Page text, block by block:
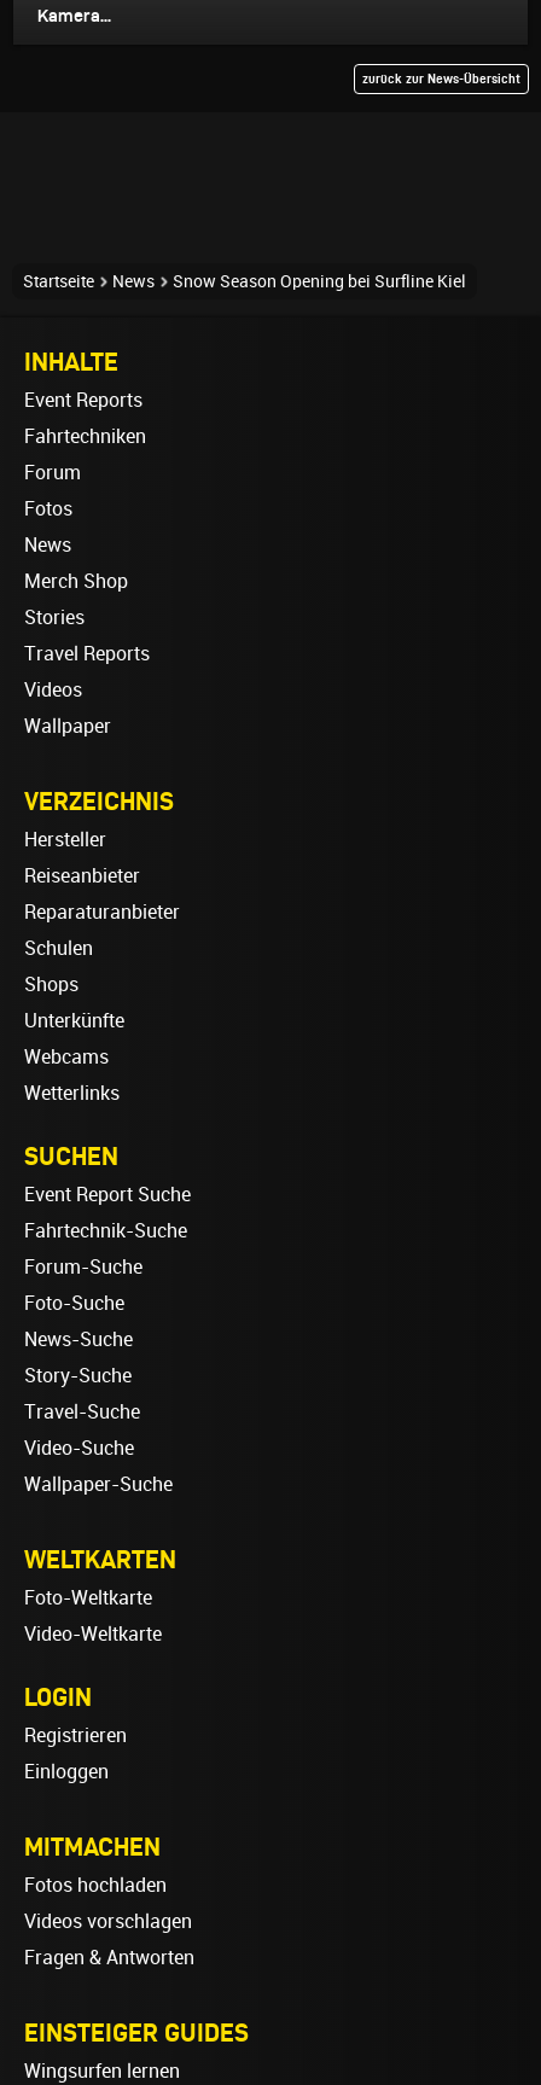
Kamera...
zurück zur News-Übersicht
Startseite News Snow Season Opening bei Surfline Kiel
INHALTE
Event Reports
Fahrtechniken
Forum
Fotos
News
Merch Shop
Stories
Travel Reports
Videos
Wallpaper
VERZEICHNIS
Hersteller
Reiseanbieter
Reparaturanbieter
Schulen
Shops
Unterkünfte
Webcams
Wetterlinks
SUCHEN
Event Report Suche
Fahrtechnik-Suche
Forum-Suche
Foto-Suche
News-Suche
Story-Suche
Travel-Suche
Video-Suche
Wallpaper-Suche
WELTKARTEN
Foto-Weltkarte
Video-Weltkarte
LOGIN
Registrieren
Einloggen
MITMACHEN
Fotos hochladen
Videos vorschlagen
Fragen & Antworten
EINSTEIGER GUIDES
Wingsurfen lernen